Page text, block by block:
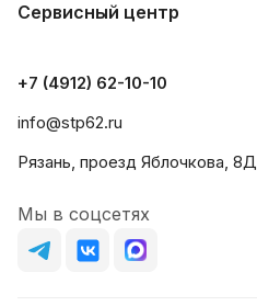
Сервисный центр
+7 (4912) 62-10-10
info@stp62.ru
Рязань, проезд Яблочкова, 8Д
Мы в соцсетях